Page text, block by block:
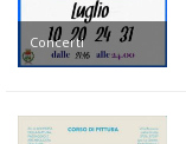
Concerti